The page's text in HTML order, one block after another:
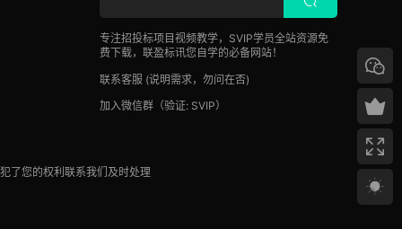
专注招投标项目视频教学，SVIP学员全站资源免
费下载，联盈标讯您自学的必备网站！
联系客服 (说明需求，勿问在否)
加入微信群（验证: SVIP）
了您的权利联系我们及时处理